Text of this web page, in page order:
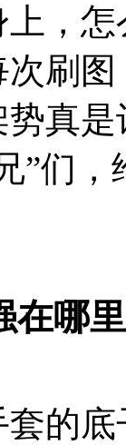
，
刷
真
”们
在哪
的